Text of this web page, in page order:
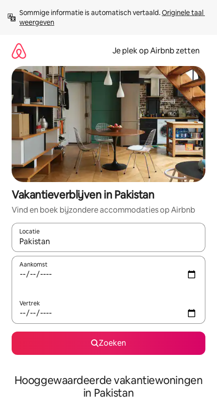
direct
naar
Sommige informatie is automatisch vertaald. Originele taal
weergeven
Je plek op Airbnb zetten
Vakantieverblijven in Pakistan
Vind en boek bijzondere accommodaties op Airbnb
Locatie
Wanneer er resultaten beschikbaar zijn, maak je een keuze
Aankomst
Vertrek
Zoeken
Hooggewaardeerde vakantiewoningen
in Pakistan